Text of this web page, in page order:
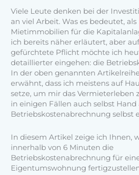
Viele Leute denken bei der
an viel Arbeit. Was es bedeutet,
Mietimmobilien für die
ich bereits näher erläutert, aber
gefürchtete Pflicht möchte ich
detaillierter eingehen: die
In der oben genannten
erwähnt, dass ich meistens auf
setze, um mir das Vermieterleben
in einigen Fällen auch selbst
Betriebskostenabrechnung selbst
In diesem Artikel zeige ich Ihnen,
innerhalb von 6 Minuten die
Betriebskostenabrechnung für
Eigentumswohnung